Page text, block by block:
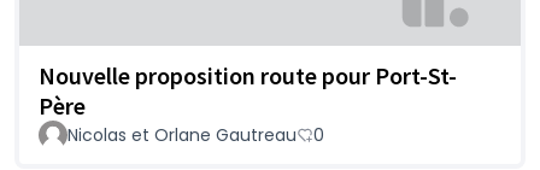
Nouvelle proposition route pour Port-St-
Père
Nicolas et Orlane Gautreau 0